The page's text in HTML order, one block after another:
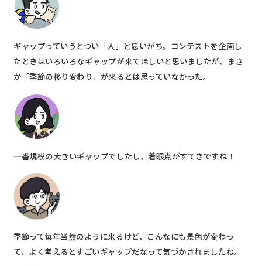
ギャップっていうとつい「人」と思いがち。コンテストを企画し
たときはいろいろなギャップが来てほしいと思いましたが、まさ
か「季節の移り変わり」が来るとは思っていなかった。
一番規模の大きいギャップでしたし、着眼点がすてきですね！
季節って毎年当然のように来るけど、こんなにも景色が変わっ
て、よく考えるとすごいギャップだなって気づかされましたね。